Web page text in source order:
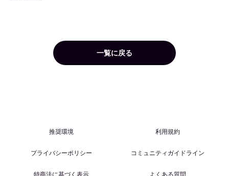
一覧に戻る
推奨環境 利用規約
プライバシーポリシー コミュニティガイドライン
特商法に基づく表示 よくある質問